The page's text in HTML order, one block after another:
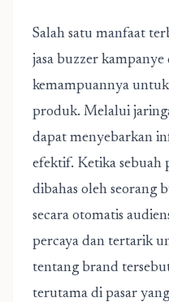
Salah satu manfaat
jasa buzzer
kemampuannya
produk. Melalui
dapat menyebarkan
efektif. Ketika sebuah
dibahas oleh seorang
secara otomatis
percaya dan tertarik
tentang brand
terutama di pasar